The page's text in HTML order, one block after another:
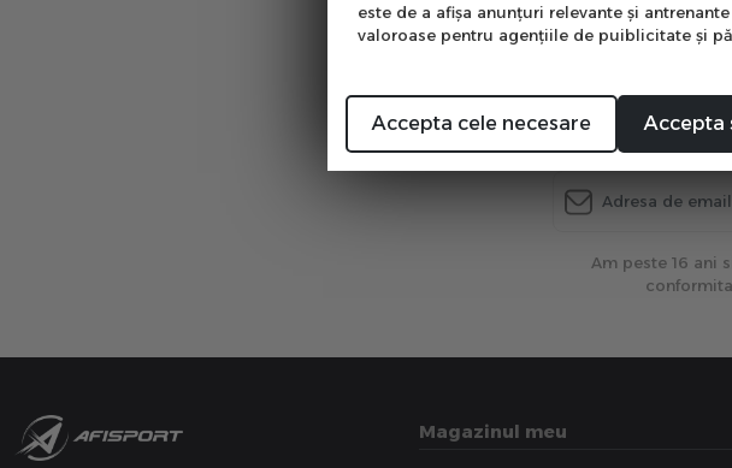
Fii primul care afla ultimele
Am peste 16 ani
Magazinul meu
este de a afişa anunţuri relevante şi
valoroase pentru agenţiile de puiblicitate şi
Accepta cele necesare Accepta
Mă abonez